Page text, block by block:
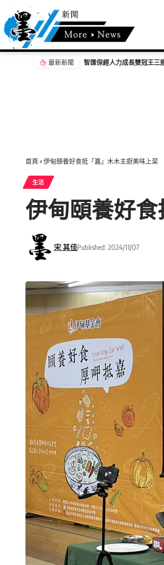
最新新聞 從經貿到公益 IEAT 80週年
首頁 »伊甸頤養好食抵「嘉」木木主廚美味上菜
生活
伊甸頤養好
宋 其佳Published: 2024/11/07